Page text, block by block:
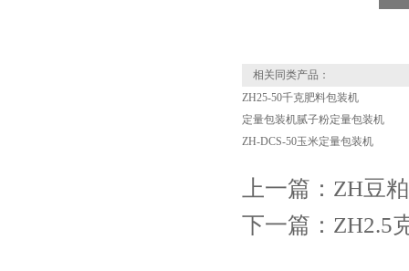
相关同类产品：
ZH25-50千克肥料包装机
定量包装机腻子粉定量包装机
ZH-DCS-50玉米定量包装机
上一篇： ZH豆
下一篇： ZH2.5